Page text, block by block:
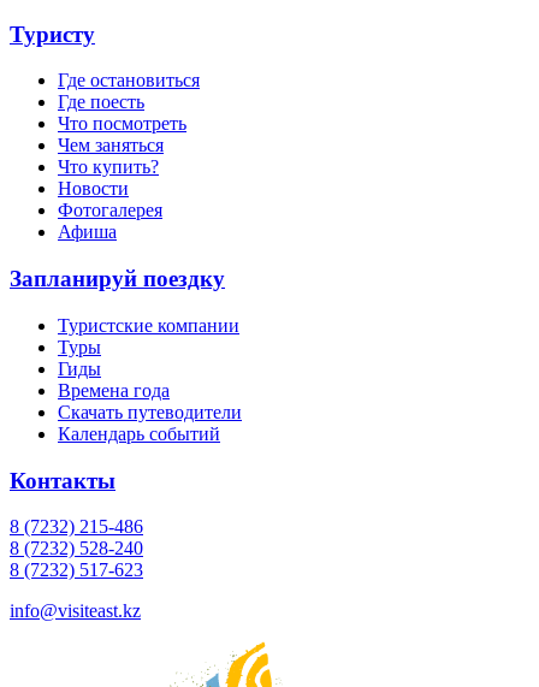
Туристу
Где остановиться
Где поесть
Что посмотреть
Чем заняться
Что купить?
Новости
Фотогалерея
Афиша
Запланируй поездку
Туристские компании
Туры
Гиды
Времена года
Скачать путеводители
Календарь событий
Контакты
8 (7232) 215-486
8 (7232) 528-240
8 (7232) 517-623
info@visiteast.kz